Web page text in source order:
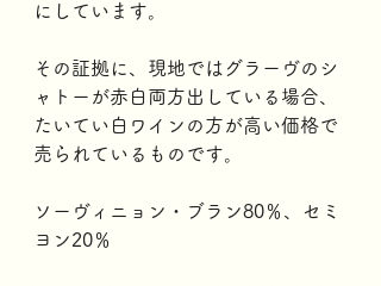
にしています。
その証拠に、現地ではグラーヴのシ
ャトーが赤白両方出している場合、
たいてい白ワインの方が高い価格で
売られているものです。
ソーヴィニョン・ブラン80％、セミ
ヨン20％